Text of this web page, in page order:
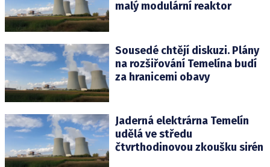
malý modulární reaktor
Sousedé chtějí diskuzi. Plány
na rozšiřování Temelína budí
za hranicemi obavy
Jaderná elektrárna Temelín
udělá ve středu
čtvrthodinovou zkoušku sirén